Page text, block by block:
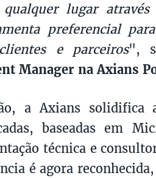
lugar através
preferencial
e parceiros",
Manager na Axians
a Axians solidifica
baseadas em
técnica e
é agora